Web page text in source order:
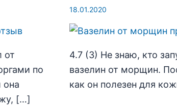
от
по
она
[…]
18.01.2020
4.7 (3) Не знаю, кто
вазелин от морщин.
как он полезен для